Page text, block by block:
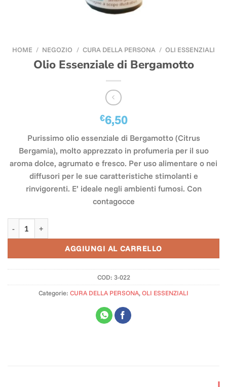
HOME / NEGOZIO / CURA DELLA PERSONA / OLI ESSENZIALI
Olio Essenziale di Bergamotto
€6,50
Purissimo olio essenziale di Bergamotto (Citrus
Bergamia), molto apprezzato in profumeria per il suo
aroma dolce, agrumato e fresco. Per uso alimentare o nei
diffusori per le sue caratteristiche stimolanti e
rinvigorenti. E’ ideale negli ambienti fumosi. Con
contagocce
AGGIUNGI AL CARRELLO
COD: 3-022
Categorie: CURA DELLA PERSONA,OLI ESSENZIALI